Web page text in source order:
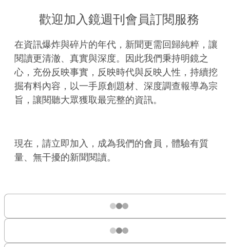
歡迎加入鏡週刊會員訂閱服務
在資訊爆炸與碎片的年代，新聞更需回歸純粹，讓
閱讀更清澈、真實與深度。因此我們秉持明鏡之
心，充份反映事實，反映時代與反映人性，持續挖
掘有料內容，以一手原創題材、深度調查報導為宗
旨，讓閱聽大眾獲取最完整的資訊。
現在，請立即加入，成為我們的會員，體驗有質
量、無干擾的新聞閱讀。